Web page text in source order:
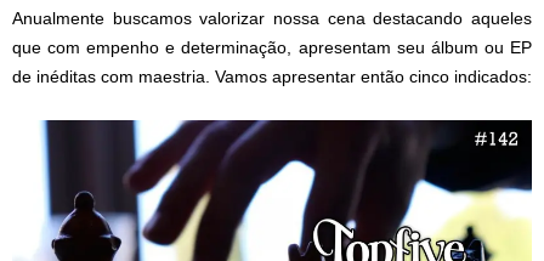
Anualmente buscamos valorizar nossa cena destacando aqueles
que com empenho e determinação, apresentam seu álbum ou EP
de inéditas com maestria. Vamos apresentar então cinco indicados: